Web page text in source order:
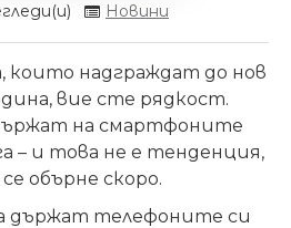
Новини
които надграждат до нов
вие сте рядкост.
на смартфоните
– и това не е тенденция,
обърне скоро.
държат телефоните си